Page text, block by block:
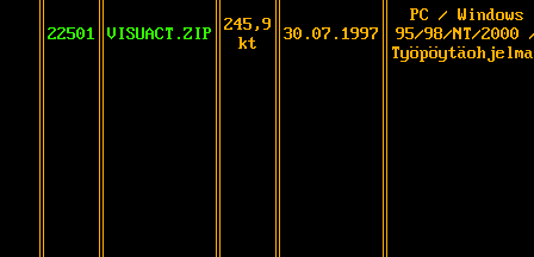
22501 VISUACT.ZIP
245,9
kt
30.07.1997
PC / Windows
95/98/NT/2000